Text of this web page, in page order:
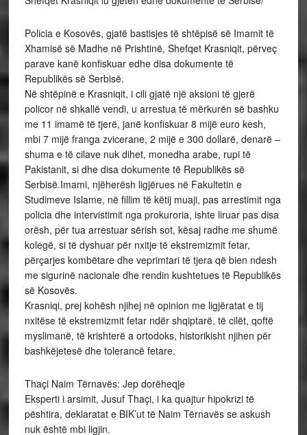
Policia e Kosovës, gjatë bastisjes të shtëpisë së Imamit të
Xhamisë së Madhe në Prishtinë, Shefqet Krasniqit, përveç
parave kanë konfiskuar edhe disa dokumente të
Republikës së Serbisë.
Në shtëpinë e Krasniqit, i cili gjatë një aksioni të gjerë
policor në shkallë vendi, u arrestua të mërkurën së bashku
me 11 imamë të tjerë, janë konfiskuar 8 mijë euro kesh,
mbi 7 mijë franga zvicerane, 2 mijë e 300 dollarë, denarë –
shuma e të cilave nuk dihet, monedha arabe, rupi të
Pakistanit, si dhe disa dokumente të Republikës së
Serbisë.Imami, njëherësh ligjërues në Fakultetin e
Studimeve Islame, në fillim të këtij muaji, pas arrestimit nga
policia dhe intervistimit nga prokuroria, ishte liruar pas disa
orësh, për tua arrestuar sërish sot, kësaj radhe me shumë
kolegë, si të dyshuar për nxitje të ekstremizmit fetar,
përçarjes kombëtare dhe veprimtari të tjera që bien ndesh
me sigurinë nacionale dhe rendin kushtetues të Republikës
së Kosovës.
Krasniqi, prej kohësh njihej në opinion me ligjëratat e tij
nxitëse të ekstremizmit fetar ndër shqiptarë, të cilët, qoftë
myslimanë, të krishterë a ortodoks, historikisht njihen për
bashkëjetesë dhe tolerancë fetare.
Thaçi Naim Tërnavës: Jep dorëheqje
Eksperti i arsimit, Jusuf Thaçi, i ka quajtur hipokrizi të
pështira, deklaratat e BIK’ut të Naim Tërnavës se askush
nuk është mbi ligjin.